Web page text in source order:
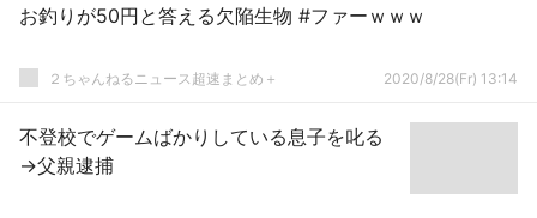
お釣りが50円と答える欠陥生物 #ファーｗｗｗ
２ちゃんねるニュース超速まとめ＋ 2020/8/28(Fr) 13:14
不登校でゲームばかりしている息子を叱る
→父親逮捕